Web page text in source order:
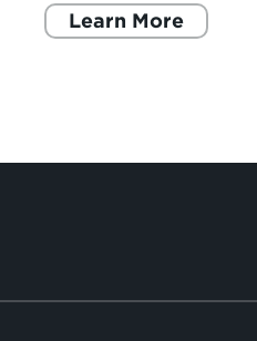
Learn More